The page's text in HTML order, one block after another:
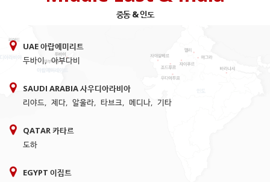
중동 & 인도
UAE 아랍에미리트
두바이, 아부다비
SAUDI ARABIA 사우디아라비아
리야드, 제다, 알울라, 타브크, 메디나, 기타
QATAR 카타르
도하
EGYPT 이집트